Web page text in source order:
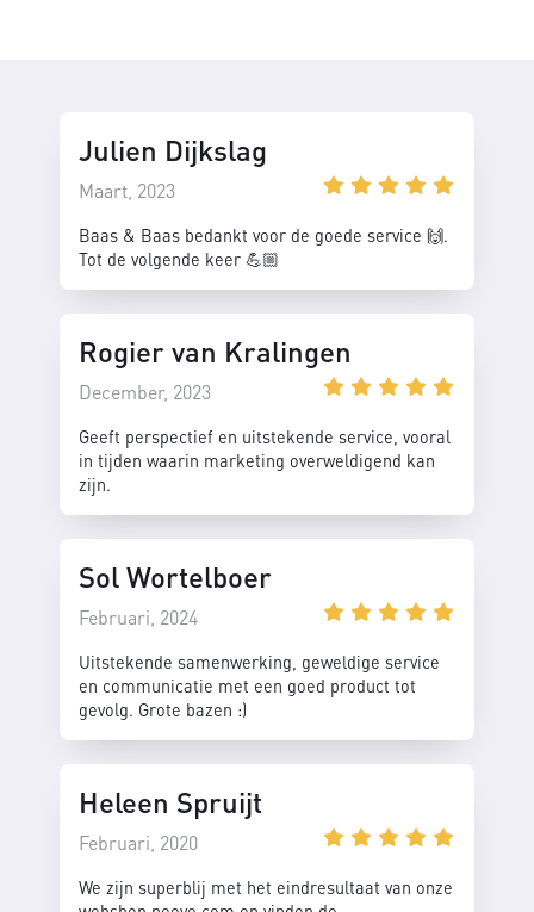
Julien Dijkslag
Maart, 2023
Baas & Baas bedankt voor de goede service 🙌.
Tot de volgende keer 💪🏼
Rogier van Kralingen
December, 2023
Geeft perspectief en uitstekende service, vooral
in tijden waarin marketing overweldigend kan
zijn.
Sol Wortelboer
Februari, 2024
Uitstekende samenwerking, geweldige service
en communicatie met een goed product tot
gevolg. Grote bazen :)
Heleen Spruijt
Februari, 2020
We zijn superblij met het eindresultaat van onze